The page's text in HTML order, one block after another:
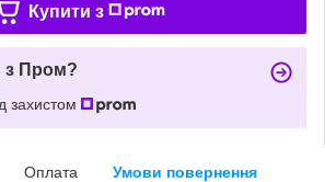
Купити з
з Пром?
захистом
Оплата Умови повернення